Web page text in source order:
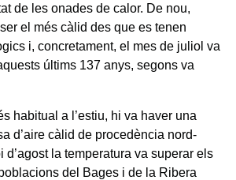
de les onades de calor. De nou,
el més càlid des que es tenen
i, concretament, el mes de juliol va
últims 137 anys, segons va
habitual a l’estiu, hi va haver una
d’aire càlid de procedència nord-
d’agost la temperatura va superar els
del Bages i de la Ribera